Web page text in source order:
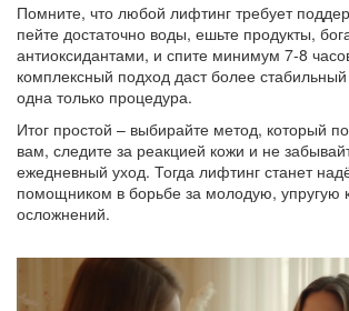
Помните, что любой лифтинг требует
пейте достаточно воды, ешьте продукты,
антиоксидантами, и спите минимум 7‑8
комплексный подход даст более стабильный
одна только процедура.
Итог простой – выбирайте метод, который
вам, следите за реакцией кожи и не
ежедневный уход. Тогда лифтинг станет
помощником в борьбе за молодую, упругую
осложнений.